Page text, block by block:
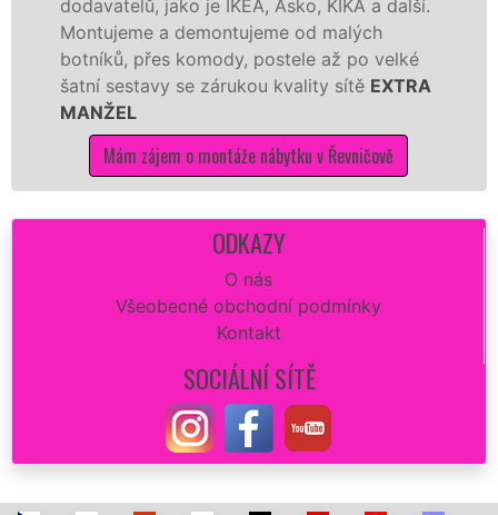
jako je IKEA, Asko, KIKA a další.
a demontujeme od malých
komody, postele až po velké
se zárukou kvality sítěEXTRA
o montáže nábytku v Řevničově
různých
Nobilie,
tuto kuchyň
ODKAZY
O nás
Všeobecné obchodní podmínky
Kontakt
SOCIÁLNÍ SÍTĚ